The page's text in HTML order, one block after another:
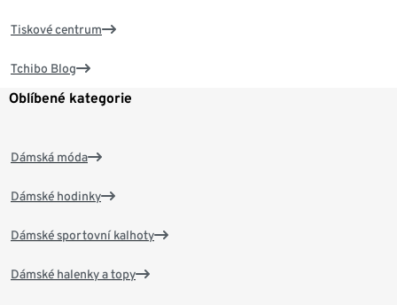
Tiskové centrum
Tchibo Blog
Oblíbené kategorie
Dámská móda
Dámské hodinky
Dámské sportovní kalhoty
Dámské halenky a topy